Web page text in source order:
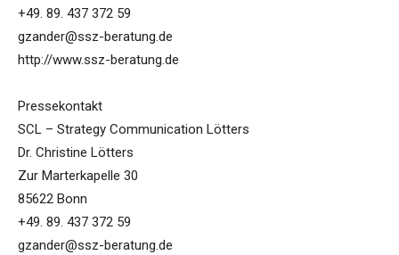
+49. 89. 437 372 59
gzander@ssz-beratung.de
http://www.ssz-beratung.de
Pressekontakt
SCL – Strategy Communication Lötters
Dr. Christine Lötters
Zur Marterkapelle 30
85622 Bonn
+49. 89. 437 372 59
gzander@ssz-beratung.de